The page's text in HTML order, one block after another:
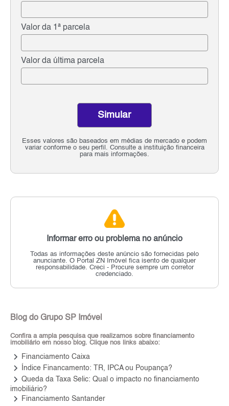
Valor da 1ª parcela
Valor da última parcela
Esses valores são baseados em médias de mercado e podem
variar conforme o seu perfil. Consulte a instituição financeira
para mais informações.
Simular
Informar erro ou problema no anúncio
Todas as informações deste anúncio são fornecidas pelo
anunciante. O Portal ZN Imóvel fica isento de qualquer
responsabilidade. Creci - Procure sempre um corretor
credenciado.
Blog do Grupo SP Imóvel
Confira a ampla pesquisa que realizamos sobre financiamento
imobiliário em nosso blog. Clique nos links abaixo:
keyboard_arrow_right Financiamento Caixa
keyboard_arrow_right Índice Financamento: TR, IPCA ou Poupança?
keyboard_arrow_right Queda da Taxa Selic: Qual o impacto no financiamento
imobiliário?
keyboard_arrow_right Financiamento Santander